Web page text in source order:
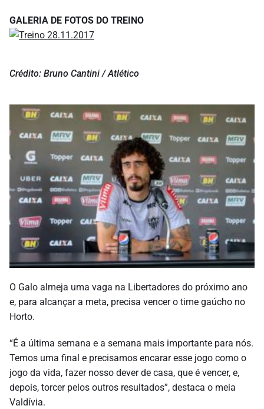
GALERIA DE FOTOS DO TREINO
Crédito: Bruno Cantini / Atlético
O Galo almeja uma vaga na Libertadores do próximo ano
e, para alcançar a meta, precisa vencer o time gaúcho no
Horto.
“É a última semana e a semana mais importante para nós.
Temos uma final e precisamos encarar esse jogo como o
jogo da vida, fazer nosso dever de casa, que é vencer, e,
depois, torcer pelos outros resultados”, destaca o meia
Valdívia.